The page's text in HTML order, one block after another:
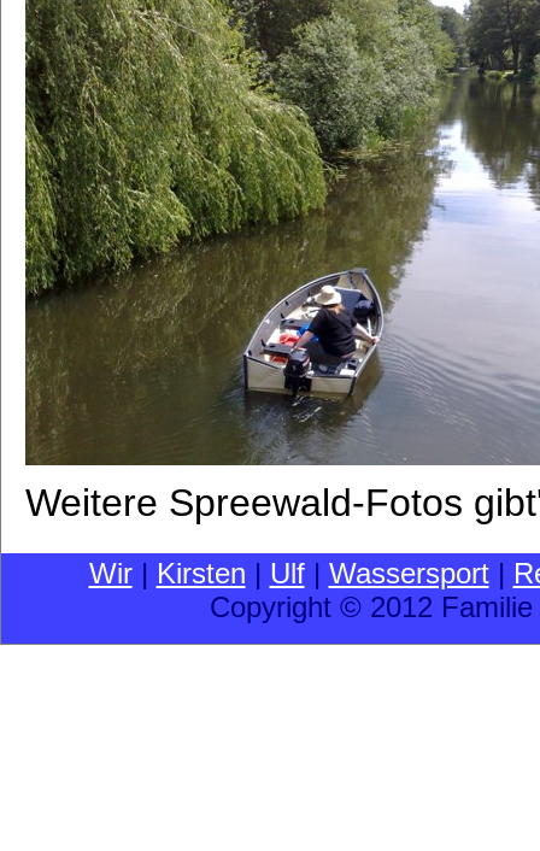
Weitere Spreewald-Fotos
Wir| Kirsten | Ulf| Wassersport|
Copyright © 2012